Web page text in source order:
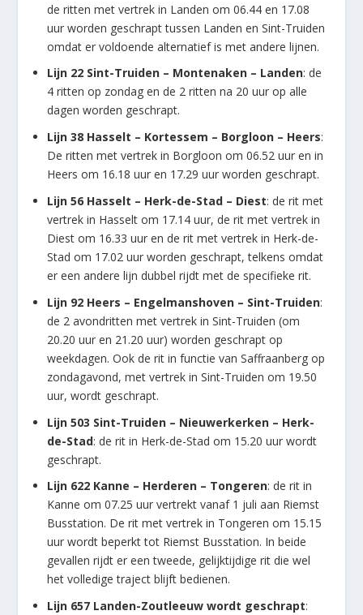
de ritten met vertrek in Landen om 06.44 en 17.08
uur worden geschrapt tussen Landen en Sint-Truiden
omdat er voldoende alternatief is met andere lijnen.
Lijn 22 Sint-Truiden – Montenaken – Landen: de
4 ritten op zondag en de 2 ritten na 20 uur op alle
dagen worden geschrapt.
Lijn 38 Hasselt – Kortessem – Borgloon – Heers:
De ritten met vertrek in Borgloon om 06.52 uur en in
Heers om 16.18 uur en 17.29 uur worden geschrapt.
Lijn 56 Hasselt – Herk-de-Stad – Diest: de rit met
vertrek in Hasselt om 17.14 uur, de rit met vertrek in
Diest om 16.33 uur en de rit met vertrek in Herk-de-
Stad om 17.02 uur worden geschrapt, telkens omdat
er een andere lijn dubbel rijdt met de specifieke rit.
Lijn 92 Heers – Engelmanshoven – Sint-Truiden:
de 2 avondritten met vertrek in Sint-Truiden (om
20.20 uur en 21.20 uur) worden geschrapt op
weekdagen. Ook de rit in functie van Saffraanberg op
zondagavond, met vertrek in Sint-Truiden om 19.50
uur, wordt geschrapt.
Lijn 503 Sint-Truiden – Nieuwerkerken – Herk-
de-Stad: de rit in Herk-de-Stad om 15.20 uur wordt
geschrapt.
Lijn 622 Kanne – Herderen – Tongeren: de rit in
Kanne om 07.25 uur vertrekt vanaf 1 juli aan Riemst
Busstation. De rit met vertrek in Tongeren om 15.15
uur wordt beperkt tot Riemst Busstation. In beide
gevallen rijdt er een tweede, gelijktijdige rit die wel
het volledige traject blijft bedienen.
Lijn 657 Landen-Zoutleeuw wordt geschrapt: